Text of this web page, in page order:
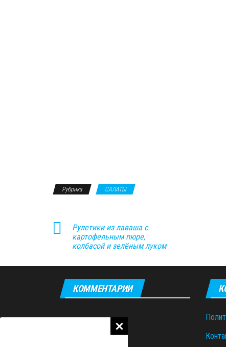
Рубрика САЛАТЫ
Рулетики из лаваша с
картофельным пюре,
колбасой и зелёным луком
КОММЕНТАРИИ